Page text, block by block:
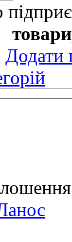
Додати